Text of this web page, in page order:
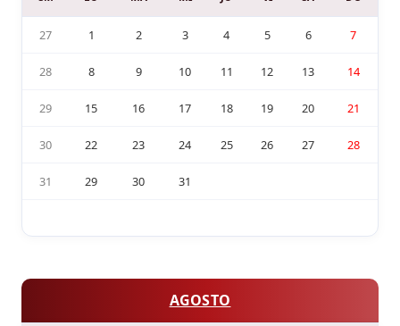
27 1 2 3 4 5 6 7
28 8 9 10 11 12 13 14
29 15 16 17 18 19 20 21
30 22 23 24 25 26 27 28
31 29 30 31
AGOSTO